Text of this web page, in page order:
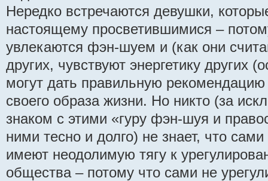
Нередко встречаются девушки,
настоящему просветившимися –
увлекаются фэн-шуем и (как они
других, чувствуют энергетику других
могут дать правильную
своего образа жизни. Но никто (за
знаком с этими «гуру фэн-шуя и
ними тесно и долго) не знает, что
имеют неодолимую тягу к
общества – потому что сами не